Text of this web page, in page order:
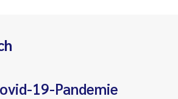
19-Pandemie